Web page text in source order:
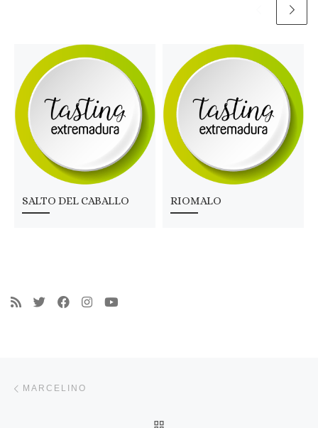
SALTO DEL CABALLO RIOMALO
MARCELINO